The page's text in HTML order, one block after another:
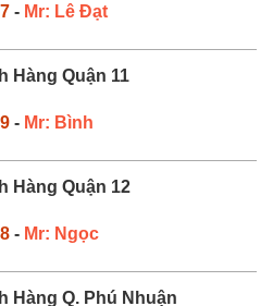
- Mr: Lê Đạt
Hàng Quận 11
- Mr: Bình
Hàng Quận 12
- Mr: Ngọc
Hàng Q. Phú Nhuận